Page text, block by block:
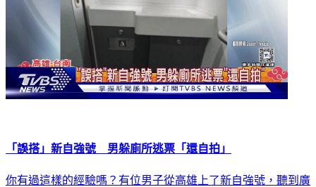
「誤搭」新自強號 男躲廁所逃票「還自拍」
你有過這樣的經驗嗎？有位男子從高雄上了新自強號，聽到廣